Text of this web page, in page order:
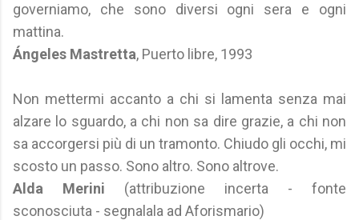
governiamo, che sono diversi ogni sera e ogni
mattina.
Ángeles Mastretta, Puerto libre, 1993
Non mettermi accanto a chi si lamenta senza mai
alzare lo sguardo, a chi non sa dire grazie, a chi non
sa accorgersi più di un tramonto. Chiudo gli occhi, mi
scosto un passo. Sono altro. Sono altrove.
Alda Merini (attribuzione incerta - fonte
sconosciuta - segnalala ad Aforismario)